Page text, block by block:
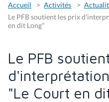
Accueil Activités
Le PFB soutient les prix
en dit Long"
Le PFB
"Le Court en